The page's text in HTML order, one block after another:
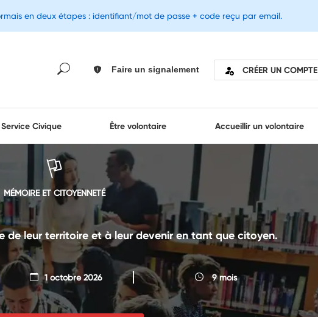
Faire un signalement CRÉER UN COMPTE
Civique Être volontaire Accueillir un volontaire
MÉMOIRE ET CITOYENNETÉ
de leur territoire et à leur devenir en tant que citoyen.
1 octobre 2026 9 mois
en deux étapes : identifiant/mot de passe + code reçu par email.